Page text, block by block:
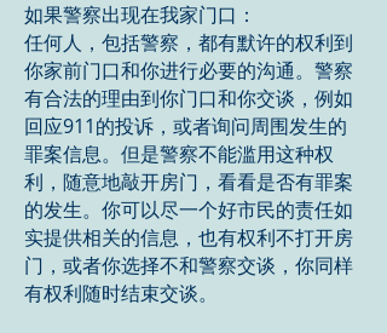
如果警察出现在我家门口：
任何人，包括警察，都有默许的权利到
你家前门口和你进行必要的沟通。警察
有合法的理由到你门口和你交谈，例如
回应911的投诉，或者询问周围发生的
罪案信息。但是警察不能滥用这种权
利，随意地敲开房门，看看是否有罪案
的发生。你可以尽一个好市民的责任如
实提供相关的信息，也有权利不打开房
门，或者你选择不和警察交谈，你同样
有权利随时结束交谈。